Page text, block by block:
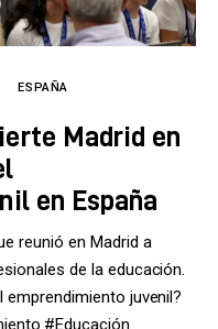
ESPAÑA
Madrid en
en España
reunió en Madrid a
de la educación.
emprendimiento juvenil?
#Educación